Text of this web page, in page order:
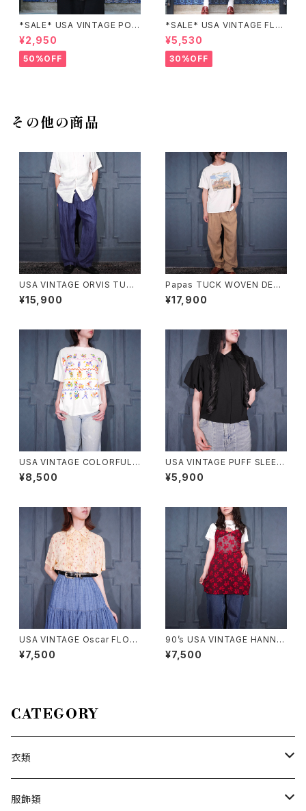
*SALE* USA VINTAGE POC
KET DESIGN SHIRT/アメリカ
古着ポケットデザインシャツ
¥2,950
50%OFF
*SALE* USA VINTAGE FLO
WER PATTERNED LACE CO
LLAR BELTED ONE PIECE/
アメリカ古着花柄レース襟ベル
テッドワンピース
¥5,530
30%OFF
その他の商品
USA VINTAGE ORVIS TUCK
DESIGN LINEN100% SLACK
S PANTS/アメリカ古着タックデ
¥15,900
Papas TUCK WOVEN DESI
GN LINEN SLACKS PANTS/
パパスタック織デザインリネンス
¥17,900
USA VINTAGE COLORFUL F
UNNY FISH PRINT DESIGN
T SHIRT/アメリカ古着カラフル
¥8,500
USA VINTAGE PUFF SLEEV
E DESIGN HALF SLEEVE SH
IRT/アメリカ古着パフスリーブ
¥5,900
USA VINTAGE Oscar FLOW
ER PATTERNED PLEATES D
ESIGN HALF SLEEVE RAYO
¥7,500
90’s USA VINTAGE HANNA
LINGERIE HEART PATTERN
ED LACE RIBBON DESIGN L
¥7,500
CATEGORY
衣類
トップス
服飾類